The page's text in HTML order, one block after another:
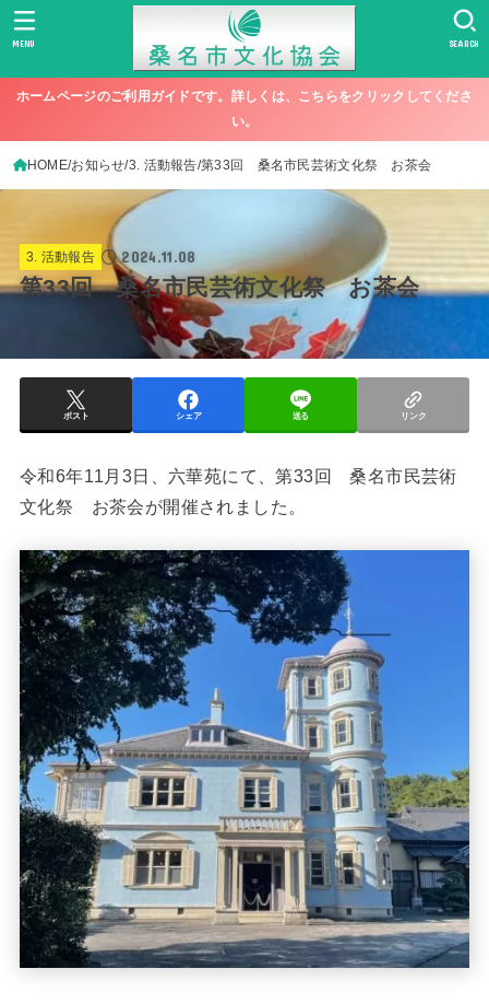
SEARCH
MENU
ホームページのご利用ガイドです。詳しくは、こちらをクリックしてくださ
い。
HOME お知らせ 3. 活動報告 第33回 桑名市民芸術文化祭 お茶会
3. 活動報告 2024.11.08
第33回 桑名市民芸術文化祭 お茶会
ポスト シェア 送る リンク
令和6年11月3日、六華苑にて、第33回 桑名市民芸術
文化祭 お茶会が開催されました。